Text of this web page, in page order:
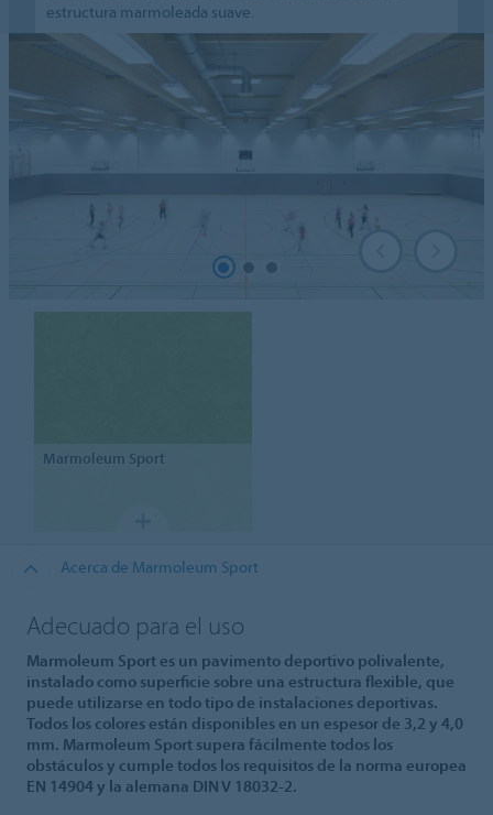
estructura marmoleada suave.
Marmoleum Sport
Acerca de Marmoleum Sport
Adecuado para el uso
Marmoleum Sport es un pavimento deportivo polivalente,
instalado como superficie sobre una estructura flexible, que
puede utilizarse en todo tipo de instalaciones deportivas.
Todos los colores están disponibles en un espesor de 3,2 y 4,0
mm. Marmoleum Sport supera fácilmente todos los
obstáculos y cumple todos los requisitos de la norma europea
EN 14904 y la alemana DIN V 18032-2.